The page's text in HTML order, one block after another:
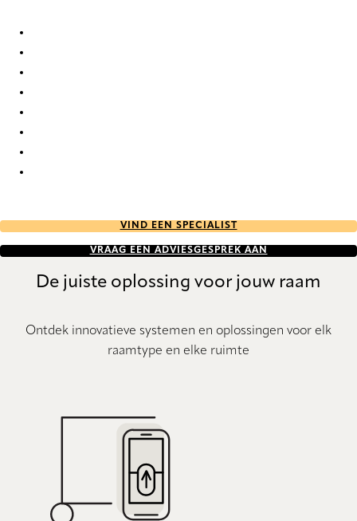
VIND EEN SPECIALIST
VRAAG EEN ADVIESGESPREK AAN
De juiste oplossing voor jouw raam
Ontdek innovatieve systemen en oplossingen voor elk
raamtype en elke ruimte